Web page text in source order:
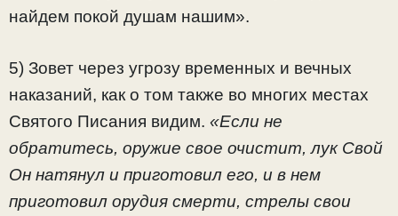
найдем покой душам нашим».
5) Зовет через угрозу временных и вечных
наказаний, как о том также во многих местах
Святого Писания видим. «Если не
обратитесь, оружие свое очистит, лук Свой
Он натянул и приготовил его, и в нем
приготовил орудия смерти, стрелы свои